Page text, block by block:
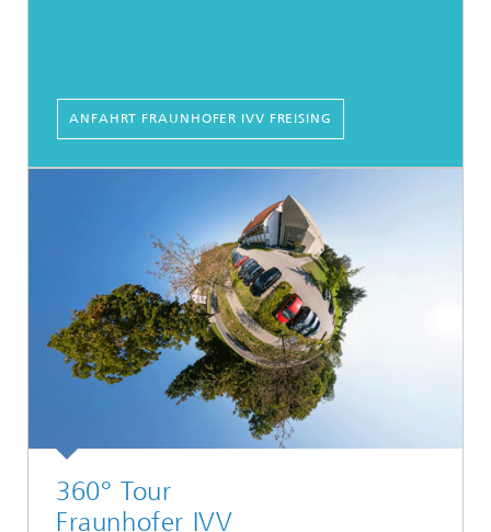
ANFAHRT FRAUNHOFER IVV FREISING
360° Tour
Fraunhofer IVV